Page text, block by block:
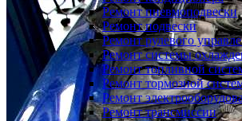
Ремонт пневмоподвески
Ремонт подвески
Ремонт рулевого
Ремонт системы
Ремонт топливной
Ремонт тормозной
Ремонт
Ремонт трансмиссии